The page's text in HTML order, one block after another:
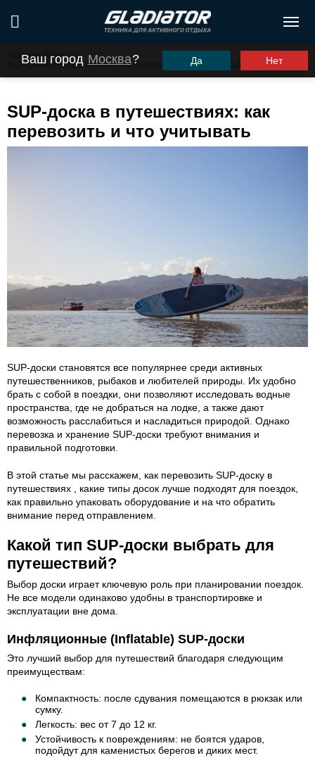
Ваш город Москва? Да Нет
Главная Блог /
SUP-доска в путешествиях: как перевозить и что учитывать
SUP-доска в путешествиях: как
перевозить и что учитывать
SUP-доски становятся все популярнее среди активных
путешественников, рыбаков и любителей природы. Их удобно
брать с собой в поездки, они позволяют исследовать водные
пространства, где не добраться на лодке, а также дают
возможность расслабиться и насладиться природой. Однако
перевозка и хранение SUP-доски требуют внимания и
правильной подготовки.
В этой статье мы расскажем, как перевозить SUP-доску в
путешествиях , какие типы досок лучше подходят для поездок,
как правильно упаковать оборудование и на что обратить
внимание перед отправлением.
Какой тип SUP-доски выбрать для
путешествий?
Выбор доски играет ключевую роль при планировании поездок.
Не все модели одинаково удобны в транспортировке и
эксплуатации вне дома.
Инфляционные (Inflatable) SUP-доски
Это лучший выбор для путешествий благодаря следующим
преимуществам:
Компактность: после сдувания помещаются в рюкзак или
сумку.
Легкость: вес от 7 до 12 кг.
Устойчивость к повреждениям: не боятся ударов,
подойдут для каменистых берегов и диких мест.